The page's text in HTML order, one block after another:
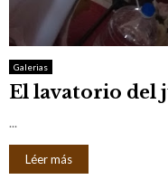
E
N
U
Galerias
El lavatorio del
...
Léer más